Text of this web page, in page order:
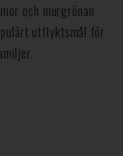
och murgrönan
utflyktsmål för